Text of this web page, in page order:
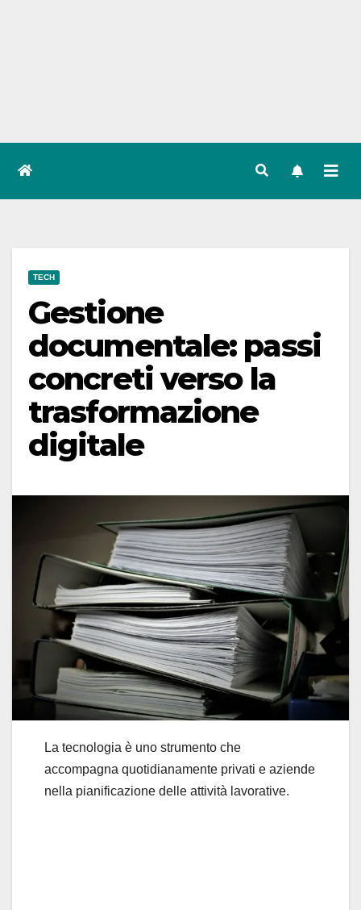
TECH
Gestione
documentale: passi
concreti verso la
trasformazione
digitale
La tecnologia è uno strumento che
accompagna quotidianamente privati e aziende
nella pianificazione delle attività lavorative.